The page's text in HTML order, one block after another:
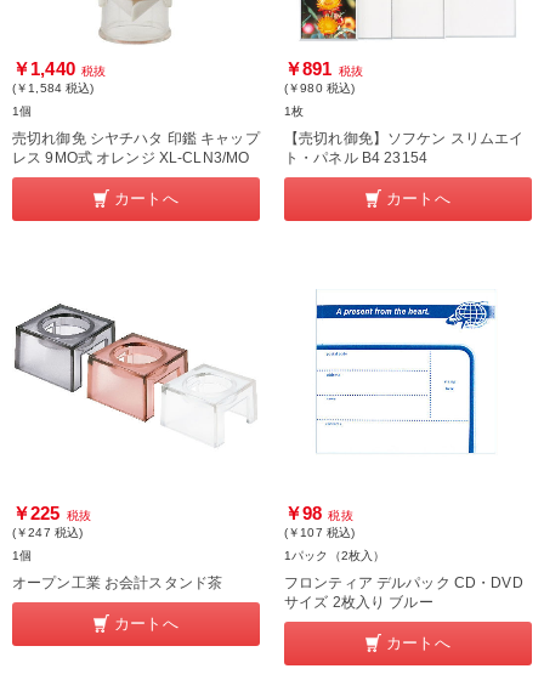
￥1,440 税抜
(￥1,584 税込)
1個
売切れ御免 シヤチハタ 印鑑 キャップ
レス 9MO式 オレンジ XL-CLN3/MO
カートへ
￥891 税抜
(￥980 税込)
1枚
【売切れ御免】ソフケン スリムエイ
ト・パネル B4 23154
カートへ
￥225 税抜
(￥247 税込)
1個
オープン工業 お会計スタンド茶
カートへ
￥98 税抜
(￥107 税込)
1パック（2枚入）
フロンティア デルパック CD・DVD
サイズ 2枚入り ブルー
カートへ